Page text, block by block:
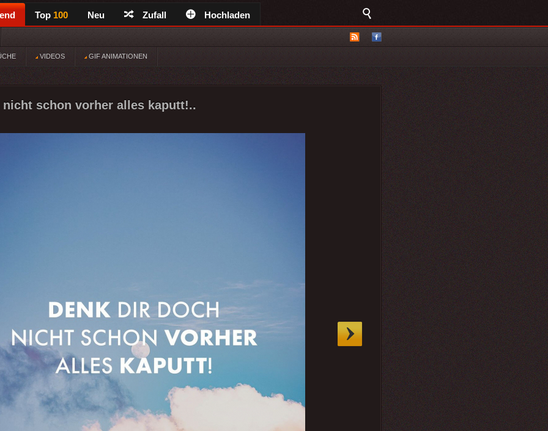
Top 100 Neu Zufall Hochladen
VIDEOS GIF ANIMATIONEN
schon vorher alles kaputt!..